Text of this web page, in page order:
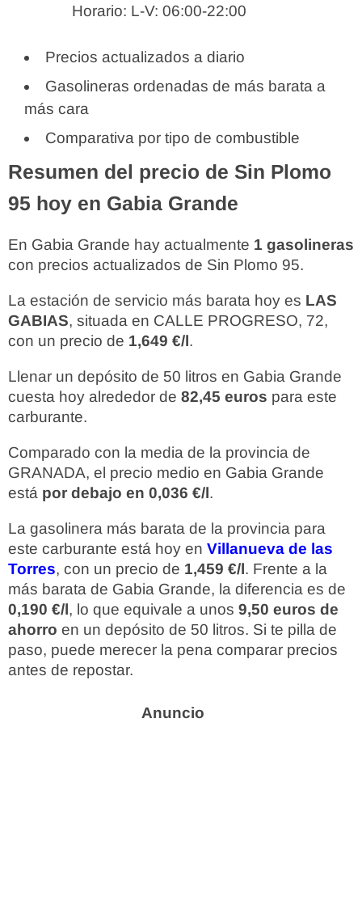
Horario: L-V: 06:00-22:00
Precios actualizados a diario
Gasolineras ordenadas de más barata a
más cara
Comparativa por tipo de combustible
Resumen del precio de Sin Plomo
95 hoy en Gabia Grande
En Gabia Grande hay actualmente 1 gasolineras
con precios actualizados de Sin Plomo 95.
La estación de servicio más barata hoy es LAS
GABIAS, situada en CALLE PROGRESO, 72,
con un precio de 1,649 €/l.
Llenar un depósito de 50 litros en Gabia Grande
cuesta hoy alrededor de 82,45 euros para este
carburante.
Comparado con la media de la provincia de
GRANADA, el precio medio en Gabia Grande
está por debajo en 0,036 €/l.
La gasolinera más barata de la provincia para
este carburante está hoy en Villanueva de las
Torres, con un precio de 1,459 €/l. Frente a la
más barata de Gabia Grande, la diferencia es de
0,190 €/l, lo que equivale a unos 9,50 euros de
ahorro en un depósito de 50 litros. Si te pilla de
paso, puede merecer la pena comparar precios
antes de repostar.